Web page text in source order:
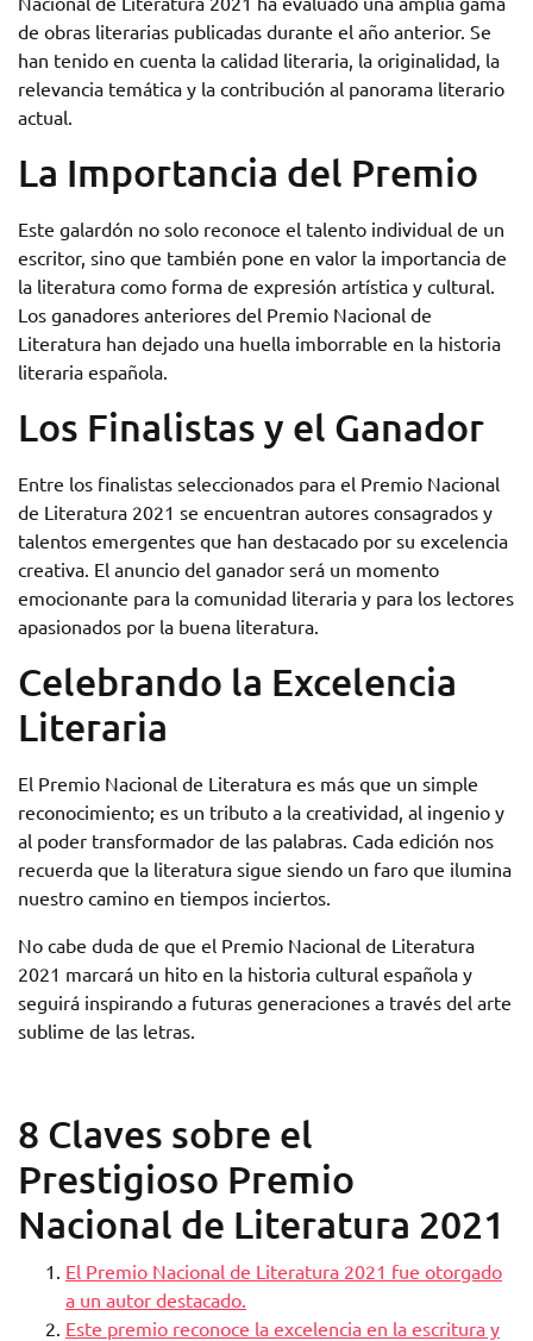
de obras literarias publicadas durante el año anterior. Se
han tenido en cuenta la calidad literaria, la originalidad, la
relevancia temática y la contribución al panorama literario
actual.
La Importancia del Premio
Este galardón no solo reconoce el talento individual de un
escritor, sino que también pone en valor la importancia de
la literatura como forma de expresión artística y cultural.
Los ganadores anteriores del Premio Nacional de
Literatura han dejado una huella imborrable en la historia
literaria española.
Los Finalistas y el Ganador
Entre los finalistas seleccionados para el Premio Nacional
de Literatura 2021 se encuentran autores consagrados y
talentos emergentes que han destacado por su excelencia
creativa. El anuncio del ganador será un momento
emocionante para la comunidad literaria y para los lectores
apasionados por la buena literatura.
Celebrando la Excelencia
Literaria
El Premio Nacional de Literatura es más que un simple
reconocimiento; es un tributo a la creatividad, al ingenio y
al poder transformador de las palabras. Cada edición nos
recuerda que la literatura sigue siendo un faro que ilumina
nuestro camino en tiempos inciertos.
No cabe duda de que el Premio Nacional de Literatura
2021 marcará un hito en la historia cultural española y
seguirá inspirando a futuras generaciones a través del arte
sublime de las letras.
8 Claves sobre el
Prestigioso Premio
Nacional de Literatura 2021
El Premio Nacional de Literatura 2021 fue otorgado
a un autor destacado.
Este premio reconoce la excelencia en la escritura y